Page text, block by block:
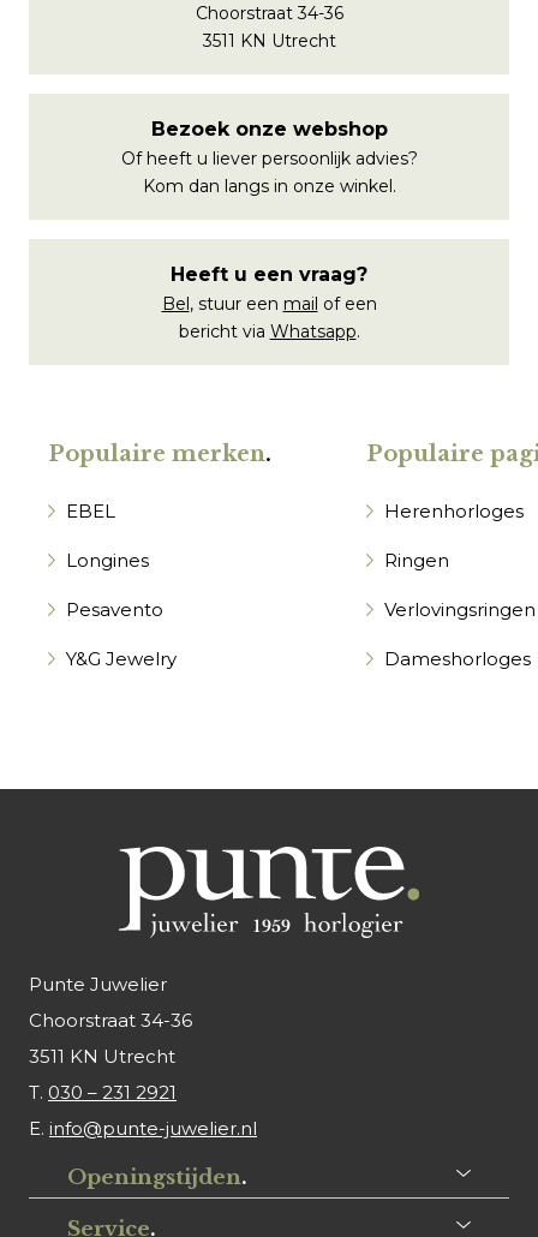
Choorstraat 34-36
3511 KN Utrecht
Bezoek onze webshop
Of heeft u liever persoonlijk advies?
Kom dan langs in onze winkel.
Heeft u een vraag?
Bel, stuur een mail of een
bericht via Whatsapp.
Populaire merken.
EBEL
Longines
Pesavento
Y&G Jewelry
Populaire
Herenhorloges
Ringen
Verlovingsringen
Dameshorloges
Punte Juwelier
Choorstraat 34-36
3511 KN Utrecht
T. 030 – 231 2921
E. info@punte-juwelier.nl
Openingstijden.
Service.